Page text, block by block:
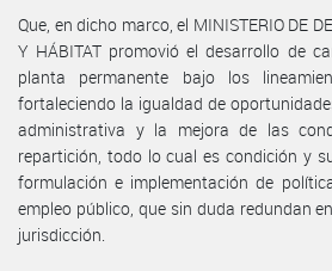
Que, en dicho marco, el MINISTERIO DE
Y HÁBITAT promovió el desarrollo de
planta permanente bajo los
fortaleciendo la igualdad de
administrativa y la mejora de las
repartición, todo lo cual es condición y
formulación e implementación de
empleo público, que sin duda redundan
jurisdicción.